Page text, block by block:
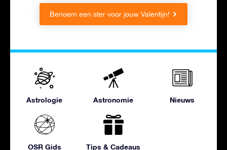
Benoem een ster voor jouw Valentijn!
Astrologie Astronomie Nieuws
OSR Gids Tips & Cadeaus